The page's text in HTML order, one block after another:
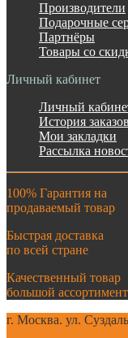
Производители
Подарочные
Партнёры
Товары со
Личный кабинет
Личный
История заказов
Мои закладки
Рассылка
100% Гарантия на
продаваемый товар
Быстрая доставка
по всей стране
Качественный товар
большой ассортимент
г. Москва. ул.